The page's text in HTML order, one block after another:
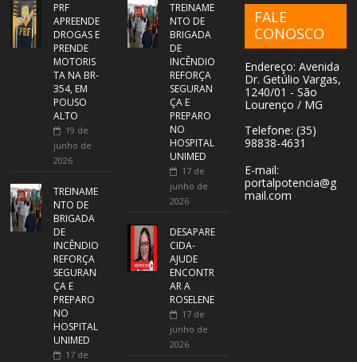
PRF
APREENDE
DROGAS E
PRENDE
MOTORIS
TA NA BR-
354, EM
POUSO
ALTO
19 de
junho de
2026
TREINAME
NTO DE
BRIGADA
DE
INCÊNDIO
REFORÇA
SEGURAN
ÇA E
PREPARO
NO
HOSPITAL
UNIMED
17 de
TREINAME
NTO DE
BRIGADA
DE
INCÊNDIO
REFORÇA
SEGURAN
ÇA E
PREPARO
NO
HOSPITAL
UNIMED
17 de
junho de
2026
DESAPARE
CIDA-
AJUDE
ENCONTR
AR A
ROSELENE
17 de
junho de
2026
FALE
CONOSCO
Endereço: Avenida
Dr. Getúlio Vargas,
1240/01 - São
Lourenço / MG
Telefone: (35)
98838-4631
E-mail:
portalpotencia@g
mail.com